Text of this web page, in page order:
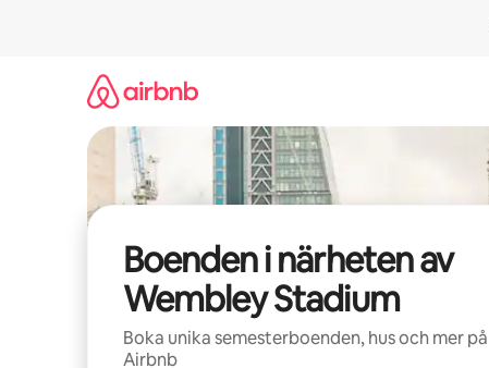
Boenden i närheten av
Wembley Stadium
Boka unika semesterboenden, hus och mer på
Airbnb